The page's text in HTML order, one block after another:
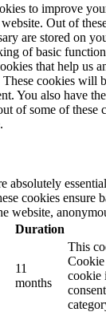
to improve
Out of
are stored on
of basic
that help us
cookies will
You also have
of some of these
absolutely
cookies ensure
website,
Duration
11
months
This
cookie